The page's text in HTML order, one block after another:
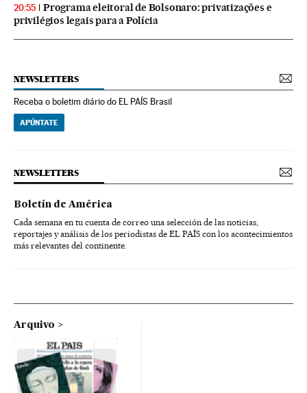
20:55
Programa eleitoral de Bolsonaro: privatizações e
privilégios legais para a Polícia
NEWSLETTERS
Receba o boletim diário do EL PAÍS Brasil
APÚNTATE
NEWSLETTERS
Boletín de América
Cada semana en tu cuenta de correo una selección de las noticias,
reportajes y análisis de los periodistas de EL PAÍS con los acontecimientos
más relevantes del continente.
Arquivo